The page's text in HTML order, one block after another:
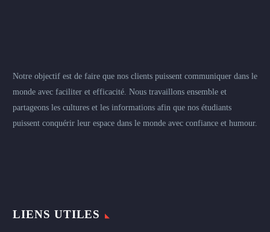
Notre objectif est de faire que nos clients puissent communiquer dans le
monde avec faciliter et efficacité. Nous travaillons ensemble et
partageons les cultures et les informations afin que nos étudiants
puissent conquérir leur espace dans le monde avec confiance et humour.
LIENS UTILES